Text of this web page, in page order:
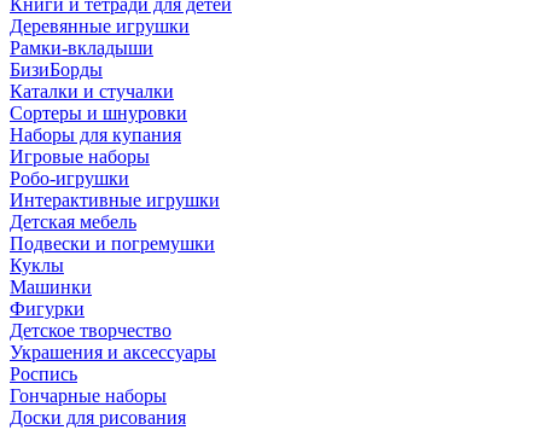
Книги и тетради для детей
Деревянные игрушки
Рамки-вкладыши
БизиБорды
Каталки и стучалки
Сортеры и шнуровки
Наборы для купания
Игровые наборы
Робо-игрушки
Интерактивные игрушки
Детская мебель
Подвески и погремушки
Куклы
Машинки
Фигурки
Детское творчество
Украшения и аксессуары
Роспись
Гончарные наборы
Доски для рисования